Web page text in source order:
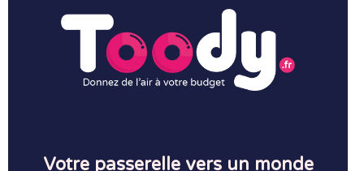
Votre passerelle vers un monde